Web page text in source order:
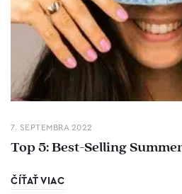
7. SEPTEMBRA 2022
Top 5: Best-Selling
ČÍŤAŤ VIAC